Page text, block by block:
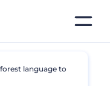
language to